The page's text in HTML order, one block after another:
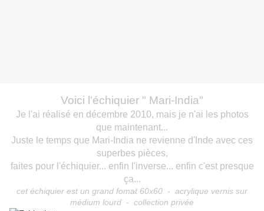
Voici l'échiquier " Mari-India"
Je l'ai réalisé en décembre 2010, mais je n'ai les photos
que maintenant...
Juste le temps que Mari-India ne revienne d'Inde avec ces
superbes pièces,
faites pour l'échiquier... enfin l'inverse... enfin c'est presque
ça...
cet échiquier est un grand fomat 60x60 - acrylique vernis sur
médium lourd - collection privée